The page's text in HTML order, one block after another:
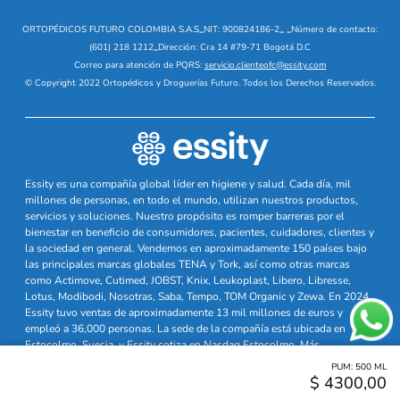
PUM: 500 ML
$ 4300,00
ORTOPÉDICOS FUTURO COLOMBIA S.A.S_NIT: 900824186-2_ _Número de contacto:
(601) 218 1212_Dirección: Cra 14 #79-71 Bogotá D.C
Correo para atención de PQRS: servicio.clienteofc@essity.com
© Copyright 2022 Ortopédicos y Droguerías Futuro. Todos los Derechos Reservados.
Essity es una compañía global líder en higiene y salud. Cada día, mil
millones de personas, en todo el mundo, utilizan nuestros productos,
servicios y soluciones. Nuestro propósito es romper barreras por el
bienestar en beneficio de consumidores, pacientes, cuidadores, clientes y
la sociedad en general. Vendemos en aproximadamente 150 países bajo
las principales marcas globales TENA y Tork, así como otras marcas
como Actimove, Cutimed, JOBST, Knix, Leukoplast, Libero, Libresse,
Lotus, Modibodi, Nosotras, Saba, Tempo, TOM Organic y Zewa. En 2024,
Essity tuvo ventas de aproximadamente 13 mil millones de euros y
empleó a 36,000 personas. La sede de la compañía está ubicada en
Estocolmo, Suecia, y Essity cotiza en Nasdaq Estocolmo. Más